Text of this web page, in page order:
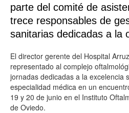
parte del comité de
trece responsables de
sanitarias dedicadas a la
El director gerente del Hospital
representado al complejo
jornadas dedicadas a la excelencia
especialidad médica en un
19 y 20 de junio en el Instituto
de Oviedo.